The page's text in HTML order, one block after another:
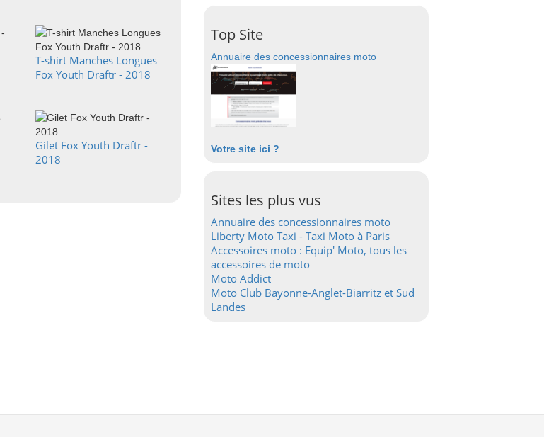
T-shirt Manches Longues
Fox Youth Draftr - 2018
Gilet Fox Youth Draftr -
2018
Top Site
Annuaire des concessionnaires moto
Votre site ici ?
Sites les plus vus
Annuaire des concessionnaires moto
Liberty Moto Taxi - Taxi Moto à Paris
Accessoires moto : Equip' Moto, tous les
accessoires de moto
Moto Addict
Moto Club Bayonne-Anglet-Biarritz et Sud
Landes